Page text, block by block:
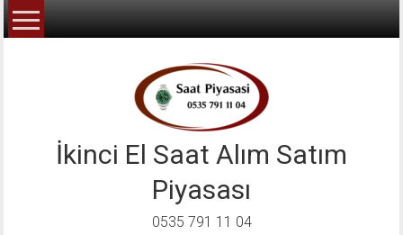
İçeriğe
geç
İkinci El Saat Alım Satım
Piyasası
0535 791 11 04